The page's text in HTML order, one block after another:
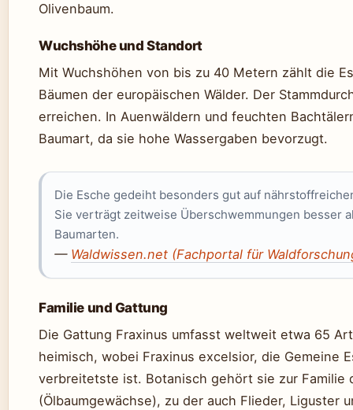
Olivenbaum.
Wuchshöhe und Standort
Mit Wuchshöhen von bis zu 40 Metern zählt die
Bäumen der europäischen Wälder. Der
erreichen. In Auenwäldern und feuchten
Baumart, da sie hohe Wassergaben bevorzugt.
Die Esche gedeiht besonders gut auf
Sie verträgt zeitweise Überschwemmungen besser
Baumarten.
— Waldwissen.net (Fachportal für
Familie und Gattung
Die Gattung Fraxinus umfasst weltweit etwa 65
heimisch, wobei Fraxinus excelsior, die Gemeine
verbreitetste ist. Botanisch gehört sie zur Familie
(Ölbaumgewächse), zu der auch Flieder, Liguster